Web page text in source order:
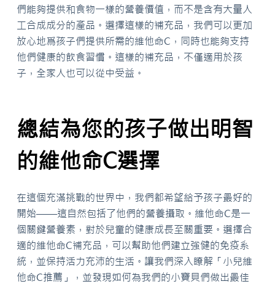
們能夠提供和食物一樣的營養價值，而不是含有大量人
工合成成分的產品。選擇這樣的補充品，我們可以更加
放心地爲孩子們提供所需的維他命C，同時也能夠支持
他們健康的飲食習慣。這樣的補充品，不僅適用於孩
子，全家人也可以從中受益。
總結為您的孩子做出明智
的維他命C選擇
在這個充滿挑戰的世界中，我們都希望給予孩子最好的
開始——這自然包括了他們的營養攝取。維他命C是一
個關鍵營養素，對於兒童的健康成長至關重要。選擇合
適的維他命C補充品，可以幫助他們建立強健的免疫系
統，並保持活力充沛的生活。讓我們深入瞭解「小兒維
他命C推薦」，並發現如何為我們的小寶貝們做出最佳